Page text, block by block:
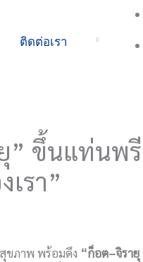
ติดต่อเรา
” ขึ้นแท่นพรี
รา”
ขภาพ พร้อมดึง “ก็อต–จิรา